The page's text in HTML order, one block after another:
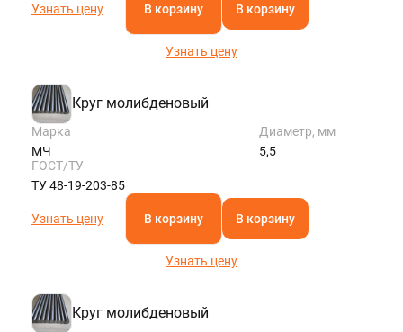
Узнать цену В корзину В корзину
Узнать цену
Круг молибденовый
Марка
МЧ
Диаметр, мм
5,5
ГОСТ/ТУ
ТУ 48-19-203-85
Узнать цену В корзину В корзину
Узнать цену
Круг молибденовый